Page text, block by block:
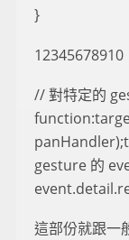
}
12345678910
// 對特定的
gesture 的
這部份就跟一